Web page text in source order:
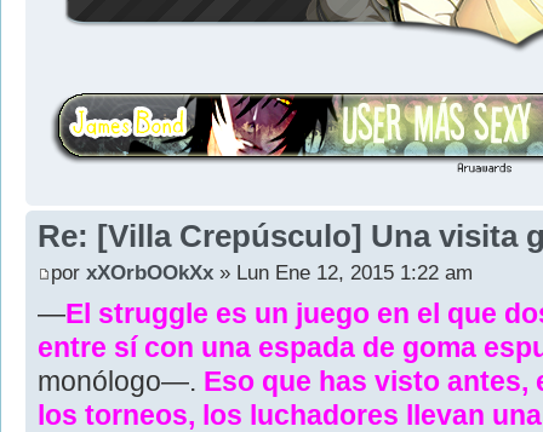
Re: [Villa Crepúsculo] Una visita
por xXOrbOOkXx » Lun Ene 12, 2015 1:22 am
—El struggle es un juego en el que
entre sí con una espada de goma
monólogo—. Eso que has visto antes,
los torneos, los luchadores llevan